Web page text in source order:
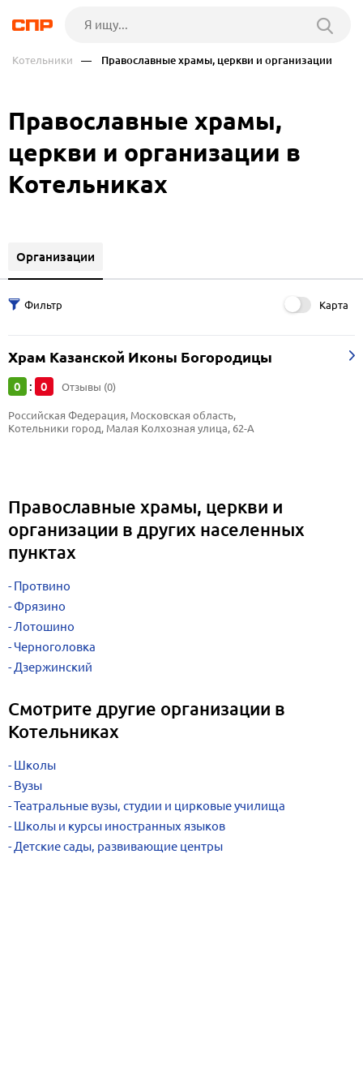
Котельники — Православные храмы, церкви и организации
Православные храмы,
церкви и организации в
Котельниках
Организации
Карта
Храм Казанской Иконы Богородицы
0 : 0 Отзывы (0)
Российская Федерация, Московская область,
Котельники город, Малая Колхозная улица, 62-А
Православные храмы, церкви и
организации в других населенных
пунктах
Протвино
Фрязино
Лотошино
Черноголовка
Дзержинский
Смотрите другие организации в
Котельниках
Школы
Вузы
Театральные вузы, студии и цирковые училища
Школы и курсы иностранных языков
Детские сады, развивающие центры